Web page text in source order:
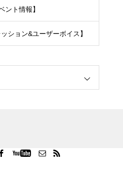
ント情報】
ション&ユーザーボイス】